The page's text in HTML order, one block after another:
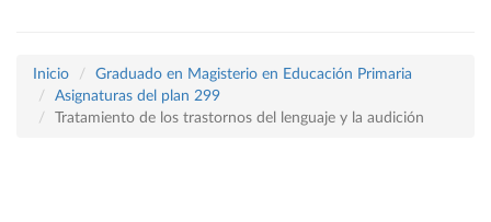
Inicio
Graduado en Magisterio en Educación Primaria
Asignaturas del plan 299
Tratamiento de los trastornos del lenguaje y la audición